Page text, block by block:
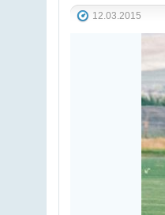
12.03.2015